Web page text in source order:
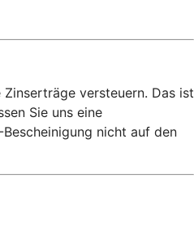
versteuern. Das ist
Sie uns eine
nicht auf den